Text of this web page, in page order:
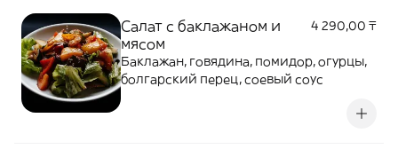
Салат с баклажаном и
мясом
4 290,00 ₸
Баклажан, говядина, помидор, огурцы,
болгарский перец, соевый соус